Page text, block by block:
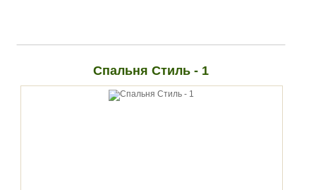
Спальня Стиль - 1